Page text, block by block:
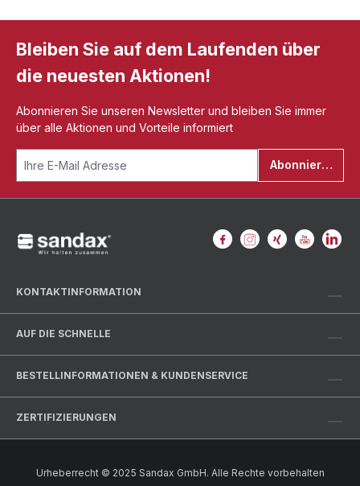
Bleiben Sie auf dem Laufenden über
die neuesten Aktionen!
Abonnieren Sie unseren Newsletter und bleiben Sie immer
über alle Aktionen und Vorteile informiert
Abonnieren
KONTAKTINFORMATION
AUF DIE SCHNELLE
BESTELLINFORMATIONEN & KUNDENSERVICE
ZERTIFIZIERUNGEN
Urheberrecht © 2025 Sandax GmbH. Alle Rechte vorbehalten